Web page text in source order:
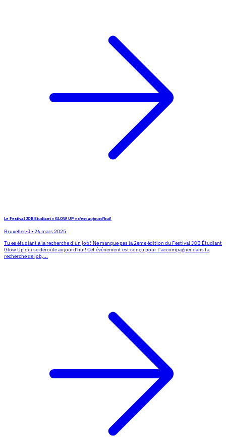
Le Festival JOB Etudiant « GLOW UP » c'est aujourd'hui!
Bruxelles-J•26 mars 2025
Tu es étudiant à la recherche d’un job? Ne manque pas la 2ème édition du Festival JOB Étudiant
Glow Up qui se déroule aujourd'hui! Cet événement est conçu pour t’accompagner dans ta
recherche de job,...